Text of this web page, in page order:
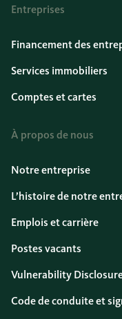
Entreprises
Financement des
Services immobiliers
Comptes et cartes
À propos de nous
Notre entreprise
L’histoire de notre
Emplois et carrière
Postes vacants
Vulnerability
Code de conduite et